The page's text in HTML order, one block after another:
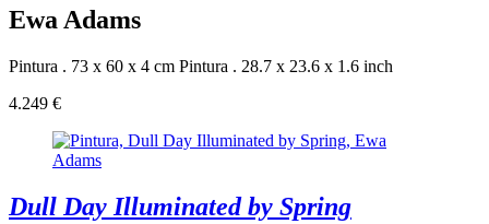
Ewa Adams
Pintura . 73 x 60 x 4 cm Pintura . 28.7 x 23.6 x 1.6 inch
4.249 €
Dull Day Illuminated by Spring